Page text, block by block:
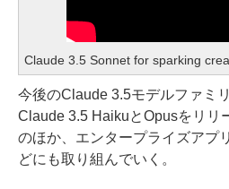
Claude 3.5 Sonnet for sparking
今後のClaude 3.5モデルファミ
Claude 3.5 HaikuとOpusをリリ
のほか、エンタープライズアプ
どにも取り組んでいく。